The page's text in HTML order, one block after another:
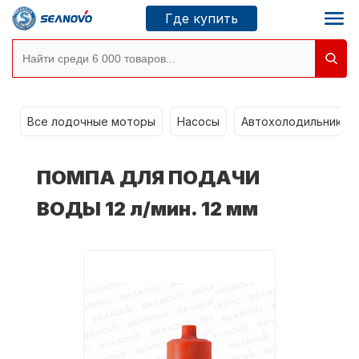
Где купить
Новосибирск
Моторы SEANOVO
Все лодочные моторы Насосы Автохолодильники
ПОМПА ДЛЯ ПОДАЧИ
ВОДЫ 12 л/мин. 12 мм